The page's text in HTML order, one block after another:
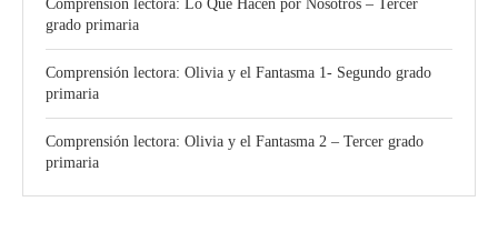
Comprensión lectora: Lo Que Hacen por Nosotros – Tercer
grado primaria
Comprensión lectora: Olivia y el Fantasma 1- Segundo grado
primaria
Comprensión lectora: Olivia y el Fantasma 2 – Tercer grado
primaria